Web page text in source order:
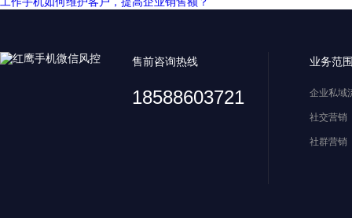
售前咨询热线
18588603721
业务范
企业私域
社交营销
社群营销